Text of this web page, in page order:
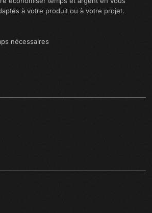
à votre produit ou à votre projet.
nécessaires